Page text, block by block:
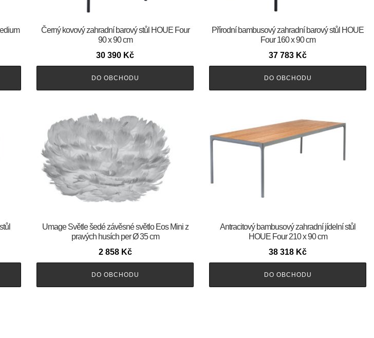
Černý kovový zahradní barový stůl HOUE Four
90 x 90 cm
30 390 Kč
DO OBCHODU
Přírodní bambusový zahradní barový stůl HOUE
Four 160 x 90 cm
37 783 Kč
DO OBCHODU
Umage Světle šedé závěsné světlo Eos Mini z
pravých husích per Ø 35 cm
2 858 Kč
DO OBCHODU
Antracitový bambusový zahradní jídelní stůl
HOUE Four 210 x 90 cm
38 318 Kč
DO OBCHODU